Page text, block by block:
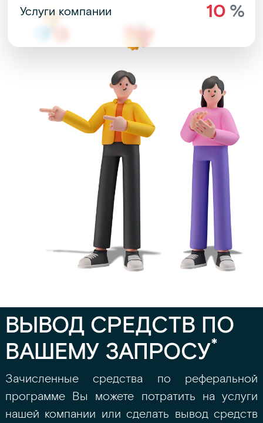
Услуги компании 10 %
ВЫВОД СРЕДСТВ ПО
ВАШЕМУ ЗАПРОСУ*
Зачисленные средства по реферальной
программе Вы можете потратить на услуги
нашей компании или сделать вывод средств